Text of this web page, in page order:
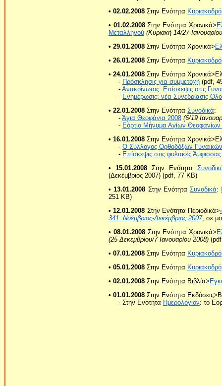
• 02.02.2008 Στην Ενότητα
• 01.02.2008Στην Ενότητα Χρονικά>
Μεταλληνού (Κυριακή 14/27
• 29.01.2008 Στην Ενότητα Χρονικά>
• 26.01.2008 Στην Ενότητα
• 24.01.2008 Στην Ενότητα
- Πρόσκλησις για συμμετοχή (pdf,
- Ανακοίνωσις: Επίσκεψις στις
- Ενημέρωσις: νέα Συνεδρίασις
• 22.01.2008 Στην Ενότητα Συνοδικά:
- Άγια Θεοφάνια 2008 (6/19
- Εόρτιο Μήνυμα Αγίων Θεοφανίων
• 16.01.2008 Στην Ενότητα
- Ο Σύλλογος Ορθοδόξων Γυναικών
- Επίσκεψις στις φυλακές Άμφισσας
• 15.01.2008 Στην Ενότητα
(Δεκέμβριος 2007) (pdf, 77 KB)
• 13.01.2008 Στην ΕνότηταΣυνοδικά:
251 KB)
• 12.01.2008 Στην Ενότητα Περιοδικά>
341: Νοέμβριος-Δεκέμβριος 2007, σε
• 08.01.2008Στην Ενότητα Χρονικά>
(25 Δεκεμβρίου/7 Ιανουαρίου 2008)
• 07.01.2008 Στην Ενότητα
• 05.01.2008 Στην Ενότητα
• 02.01.2008 Στην Ενότητα Βιβλία>
• 01.01.2008 Στην Ενότητα
- Στην Ενότητα Ημερολόγιον: το